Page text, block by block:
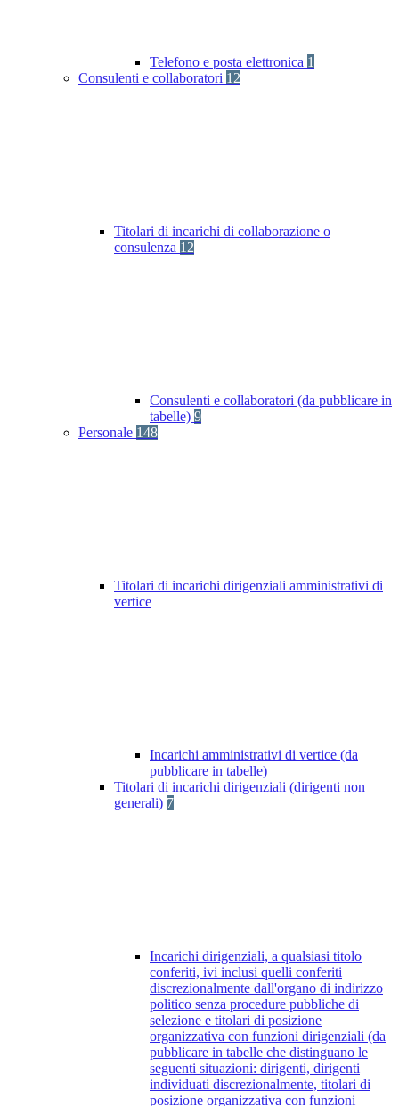
Telefono e posta elettronica 1
Consulenti e collaboratori 12
Titolari di incarichi di collaborazione o
consulenza 12
Consulenti e collaboratori (da pubblicare in
tabelle) 9
Personale 148
Titolari di incarichi dirigenziali amministrativi di
vertice
Incarichi amministrativi di vertice (da
pubblicare in tabelle)
Titolari di incarichi dirigenziali (dirigenti non
generali) 7
Incarichi dirigenziali, a qualsiasi titolo
conferiti, ivi inclusi quelli conferiti
discrezionalmente dall'organo di indirizzo
politico senza procedure pubbliche di
selezione e titolari di posizione
organizzativa con funzioni dirigenziali (da
pubblicare in tabelle che distinguano le
seguenti situazioni: dirigenti, dirigenti
individuati discrezionalmente, titolari di
posizione organizzativa con funzioni